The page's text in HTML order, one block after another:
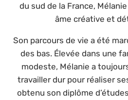
du sud de la France,
âme créative et
Son parcours de vie a été
des bas. Élevée dans une
modeste, Mélanie a
travailler dur pour réaliser
obtenu son diplôme